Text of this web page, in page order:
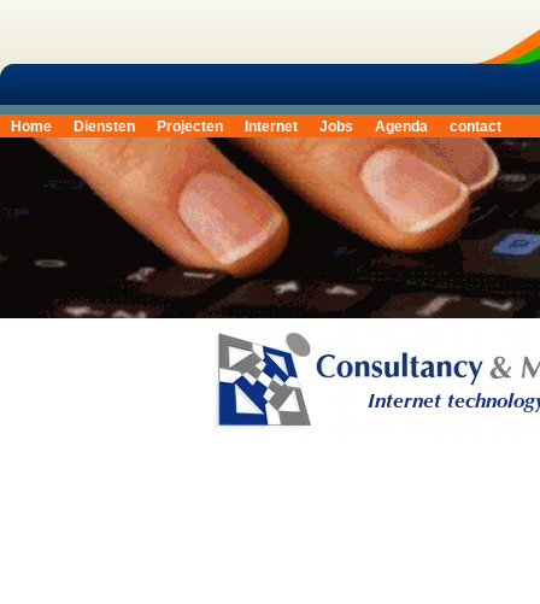
Home Diensten Projecten Internet Jobs Agenda contact